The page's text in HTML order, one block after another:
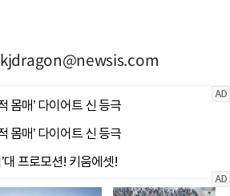
kjdragon@newsis.com